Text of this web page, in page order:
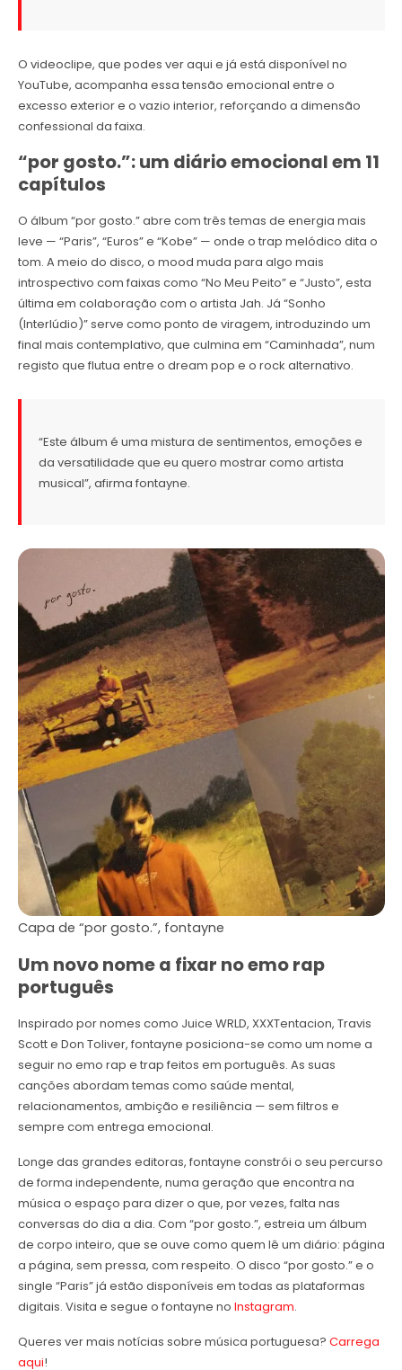
O videoclipe, que podes ver aqui e já está disponível no
YouTube, acompanha essa tensão emocional entre o
excesso exterior e o vazio interior, reforçando a dimensão
confessional da faixa.
“por gosto.”: um diário emocional em 11
capítulos
O álbum “por gosto.” abre com três temas de energia mais
leve — “Paris”, “Euros” e “Kobe” — onde o trap melódico dita o
tom. A meio do disco, o mood muda para algo mais
introspectivo com faixas como “No Meu Peito” e “Justo”, esta
última em colaboração com o artista Jah. Já “Sonho
(Interlúdio)” serve como ponto de viragem, introduzindo um
final mais contemplativo, que culmina em “Caminhada”, num
registo que flutua entre o dream pop e o rock alternativo.
“Este álbum é uma mistura de sentimentos, emoções e
da versatilidade que eu quero mostrar como artista
musical”, afirma fontayne.
Capa de “por gosto.”, fontayne
Um novo nome a fixar no emo rap
português
Inspirado por nomes como Juice WRLD, XXXTentacion, Travis
Scott e Don Toliver, fontayne posiciona-se como um nome a
seguir no emo rap e trap feitos em português. As suas
canções abordam temas como saúde mental,
relacionamentos, ambição e resiliência — sem filtros e
sempre com entrega emocional.
Longe das grandes editoras, fontayne constrói o seu percurso
de forma independente, numa geração que encontra na
música o espaço para dizer o que, por vezes, falta nas
conversas do dia a dia. Com “por gosto.”, estreia um álbum
de corpo inteiro, que se ouve como quem lê um diário: página
a página, sem pressa, com respeito. O disco “por gosto.” e o
single “Paris” já estão disponíveis em todas as plataformas
digitais. Visita e segue o fontayne no Instagram.
Queres ver mais notícias sobre música portuguesa? Carrega
aqui!